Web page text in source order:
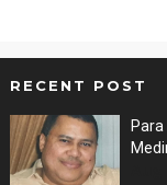
RECENT POST
Para